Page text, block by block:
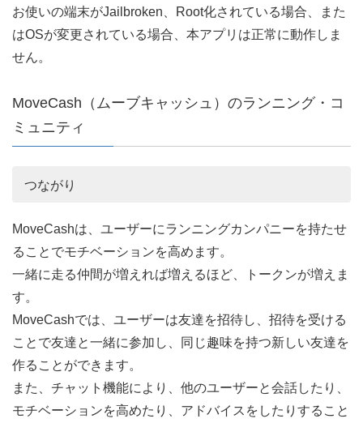
お使いの端末がJailbroken、Root化されている場合、また
はOSが変更されている場合、本アプリは正常に動作しま
せん。
MoveCash（ムーブキャッシュ）のランニング・コ
ミュニティ
つながり
MoveCashは、ユーザーにランニングカンパニーを持たせ
ることでモチベーションを高めます。
一緒に走る仲間が増えれば増えるほど、トークンが増えま
す。
MoveCashでは、ユーザーは友達を招待し、招待を受ける
ことで友達と一緒に参加し、同じ趣味を持つ新しい友達を
作ることができます。
また、チャット機能により、他のユーザーと会話したり、
モチベーションを高めたり、アドバイスをしたりすること